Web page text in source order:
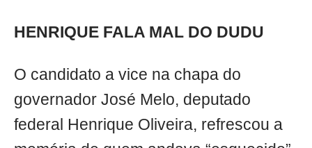
HENRIQUE FALA MAL DO DUDU
O candidato a vice na chapa do
governador José Melo, deputado
federal Henrique Oliveira, refrescou a